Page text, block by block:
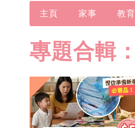
主頁 家事 教育
專題合輯：